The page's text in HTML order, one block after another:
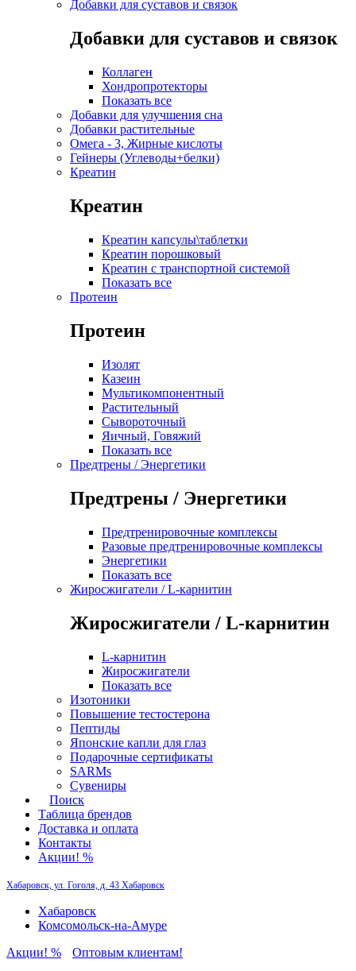
Добавки для суставов и связок
Добавки для суставов и связок
Коллаген
Хондропротекторы
Показать все
Добавки для улучшения сна
Добавки растительные
Омега - 3, Жирные кислоты
Гейнеры (Углеводы+белки)
Креатин
Креатин
Креатин капсулы\таблетки
Креатин порошковый
Креатин с транспортной системой
Показать все
Протеин
Протеин
Изолят
Казеин
Мультикомпонентный
Растительный
Сывороточный
Яичный, Говяжий
Показать все
Предтрены / Энергетики
Предтрены / Энергетики
Предтренировочные комплексы
Разовые предтренировочные комплексы
Энергетики
Показать все
Жиросжигатели / L-карнитин
Жиросжигатели / L-карнитин
L-карнитин
Жиросжигатели
Показать все
Изотоники
Повышение тестостерона
Пептиды
Японские капли для глаз
Подарочные сертификаты
SARMs
Сувениры
Поиск
Таблица брендов
Доставка и оплата
Контакты
Акции! %
Хабаровск, ул. Гоголя, д. 43 Хабаровск
Хабаровск
Комсомольск-на-Амуре
Акции! %
Оптовым клиентам!